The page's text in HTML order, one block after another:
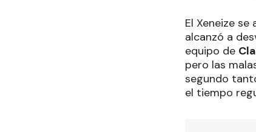
El Xeneize
alcanzó a
equipo de
pero las
segundo
el tiempo